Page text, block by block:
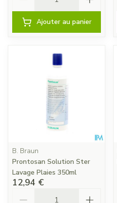
Ajouter au panier
B. Braun
Prontosan Solution Ster
Lavage Plaies 350ml
12,94 €